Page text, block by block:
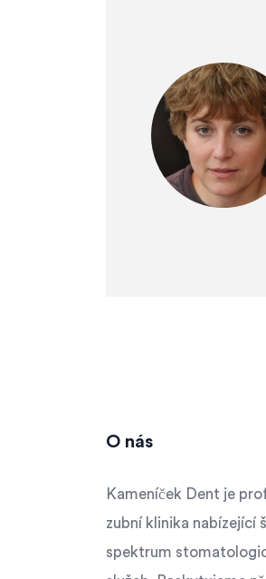
O nás
Kameníček Dent je
zubní klinika nabízející
spektrum